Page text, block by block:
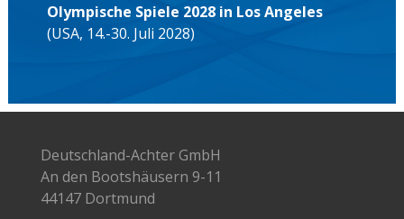
Olympische Spiele 2028 in Los Angeles
(USA, 14.-30. Juli 2028)
Deutschland-Achter GmbH
An den Bootshäusern 9-11
44147 Dortmund